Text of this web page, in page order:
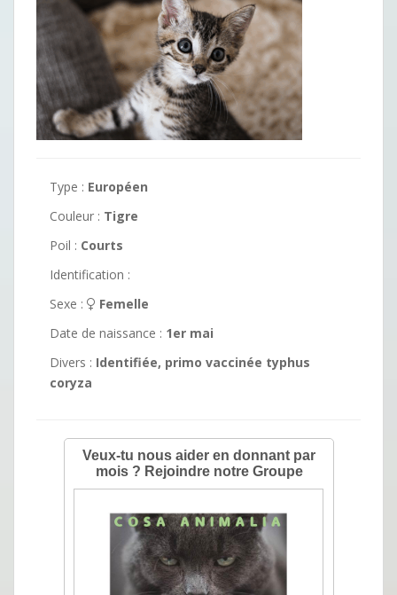
Type : Européen
Couleur : Tigre
Poil : Courts
Identification :
Sexe :
Femelle
Date de naissance : 1er mai
Divers : Identifiée, primo vaccinée typhus
coryza